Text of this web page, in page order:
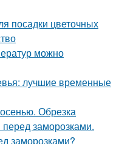
посадки цветочных
можно
лучшие временные
Обрезка
заморозками.
заморозками?